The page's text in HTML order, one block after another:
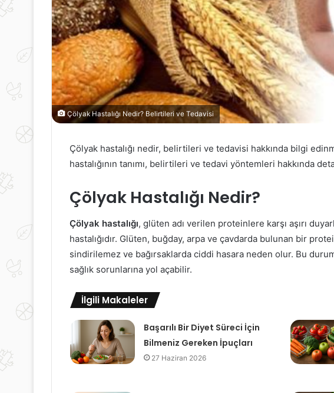
Çölyak Hastalığı Nedir? Belirtileri ve Tedavisi
Çölyak hastalığı nedir, belirtileri ve tedavisi hakkında bilgi
hastalığının tanımı, belirtileri ve tedavi yöntemleri hakkında
Çölyak Hastalığı Nedir?
Çölyak hastalığı, glüten adı verilen proteinlere karşı aşırı
hastalığıdır. Glüten, buğday, arpa ve çavdarda bulunan bir
sindirilemez ve bağırsaklarda ciddi hasara neden olur. Bu
sağlık sorunlarına yol açabilir.
İlgili Makaleler
Başarılı Bir Diyet Süreci İçin
Bilmeniz Gereken İpuçları
27 Haziran 2026